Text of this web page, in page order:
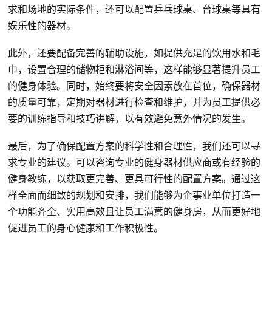
求和场地的实际条件，还可以配置乒乓球桌、台球桌等具有
娱乐性的器材。
此外，还要配备完善的辅助设施，如提供充足的饮用水和毛
巾，设置合理的储物柜和淋浴间等，这样能够显著提升员工
的健身体验。同时，始终要将安全因素放在首位，确保器材
的质量可靠，定期对器材进行检查和维护，并为员工提供必
要的训练指导和技巧讲解，以有效避免意外情况的发生。
最后，为了确保配置方案的科学性和合理性，我们还可以寻
求专业的建议。可以咨询专业的健身器材供应商或有经验的
健身教练，以获取更完善、更具可行性的配置方案。通过这
样全面而细致的规划和安排，我们能够为企事业单位打造一
个功能齐全、实用高效且让员工满意的健身房，从而更好地
促进员工的身心健康和工作积极性。